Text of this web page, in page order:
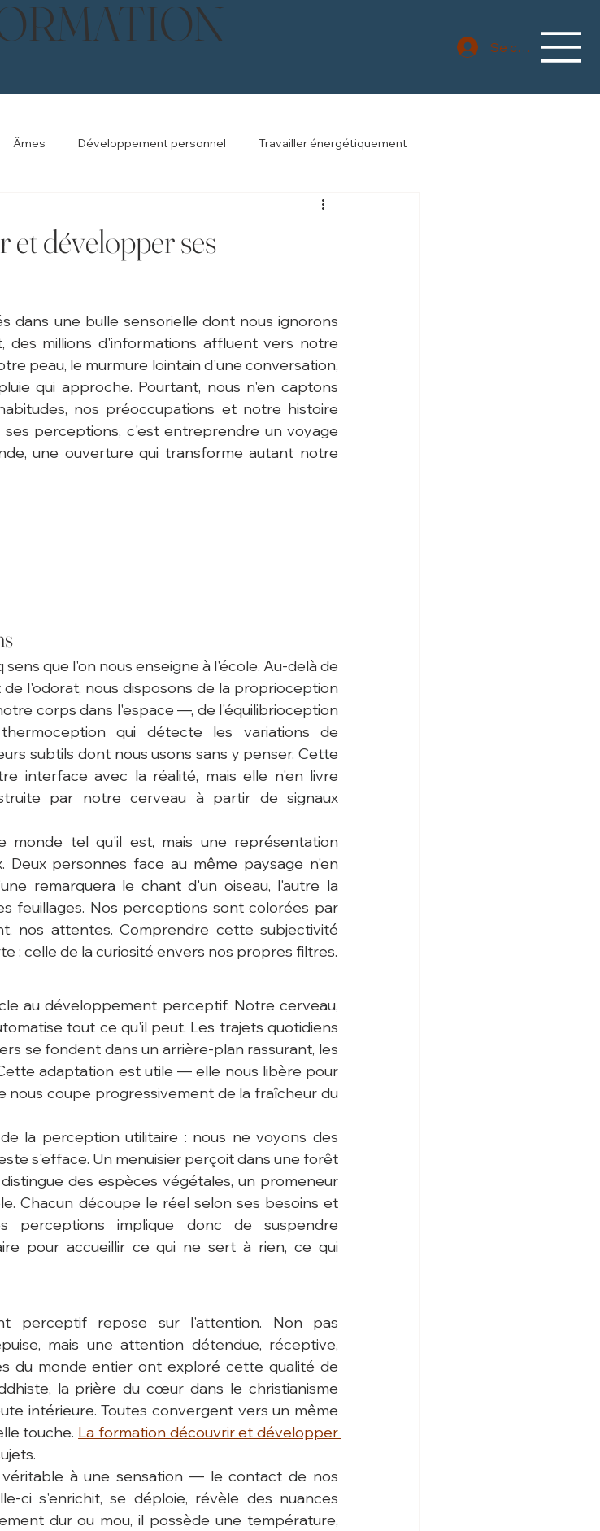
Se connecter
Âmes Développement personnel Travailler énergétiquement
et développer ses
dans une bulle sensorielle dont nous ignorons
des millions d'informations affluent vers notre
peau, le murmure lointain d'une conversation,
qui approche. Pourtant, nous n'en captons
nos préoccupations et notre histoire
perceptions, c'est entreprendre un voyage
une ouverture qui transforme autant notre
que l'on nous enseigne à l'école. Au-delà de
l'odorat, nous disposons de la proprioception
corps dans l'espace —, de l'équilibrioception
qui détecte les variations de
subtils dont nous usons sans y penser. Cette
interface avec la réalité, mais elle n'en livre
par notre cerveau à partir de signaux
monde tel qu'il est, mais une représentation
personnes face au même paysage n'en
remarquera le chant d'un oiseau, l'autre la
feuillages. Nos perceptions sont colorées par
nos attentes. Comprendre cette subjectivité
: celle de la curiosité envers nos propres filtres.
au développement perceptif. Notre cerveau,
tout ce qu'il peut. Les trajets quotidiens
se fondent dans un arrière-plan rassurant, les
adaptation est utile — elle nous libère pour
coupe progressivement de la fraîcheur du
la perception utilitaire : nous ne voyons des
s'efface. Un menuisier perçoit dans une forêt
des espèces végétales, un promeneur
Chacun découpe le réel selon ses besoins et
perceptions implique donc de suspendre
pour accueillir ce qui ne sert à rien, ce qui
perceptif repose sur l'attention. Non pas
mais une attention détendue, réceptive,
du monde entier ont exploré cette qualité de
la prière du cœur dans le christianisme
intérieure. Toutes convergent vers un même
touche. La formation découvrir et développer
à une sensation — le contact de nos
ci s'enrichit, se déploie, révèle des nuances
dur ou mou, il possède une température,